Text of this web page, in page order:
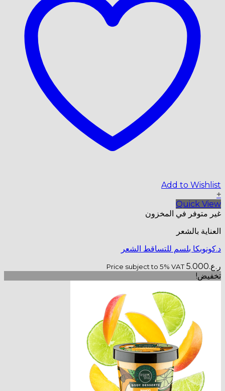
Add to Wishlist
+
Quick View
غير متوفر في المخزون
العناية بالشعر
د.كونوبكا بلسم للتساقط الشعر
ر.ع.5.000
Price subject to 5% VAT
تخفيض!